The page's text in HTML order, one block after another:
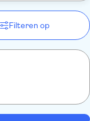
Filteren op